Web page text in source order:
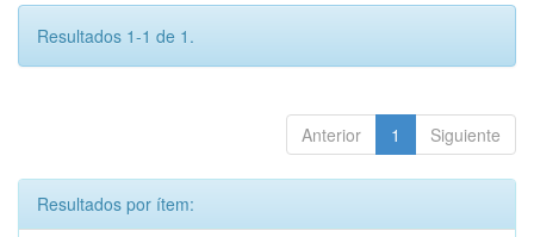
Resultados 1-1 de 1.
Anterior 1 Siguiente
Resultados por ítem: